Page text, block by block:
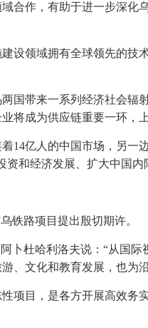
合作，有助于进一步深化
设领域拥有全球领先的技
国带来一系列经济社会辐
将成为供应链重要一环，
14亿人的中国市场，另一
和经济发展、扩大中国内
铁路项目提出殷切期许。
卜杜哈利洛夫说：“从国
、文化和教育发展，也为
项目，是各方开展高效务